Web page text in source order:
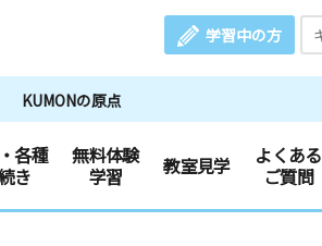
学習中の方
KUMONの原点
各種
き
無料体験
学習
教室見学
よくある
ご質問